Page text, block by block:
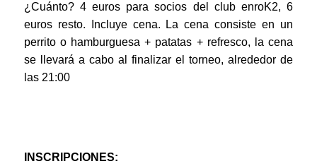
¿Cuánto? 4 euros para socios del club enroK2, 6
euros resto. Incluye cena. La cena consiste en un
perrito o hamburguesa + patatas + refresco, la cena
se llevará a cabo al finalizar el torneo, alrededor de
las 21:00
INSCRIPCIONES: